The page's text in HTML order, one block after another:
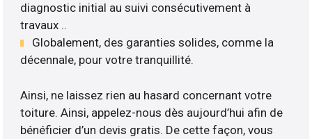
diagnostic initial au suivi consécutivement à
travaux ..
Globalement, des garanties solides, comme la
décennale, pour votre tranquillité.
Ainsi, ne laissez rien au hasard concernant votre
toiture. Ainsi, appelez-nous dès aujourd’hui afin de
bénéficier d’un devis gratis. De cette façon, vous